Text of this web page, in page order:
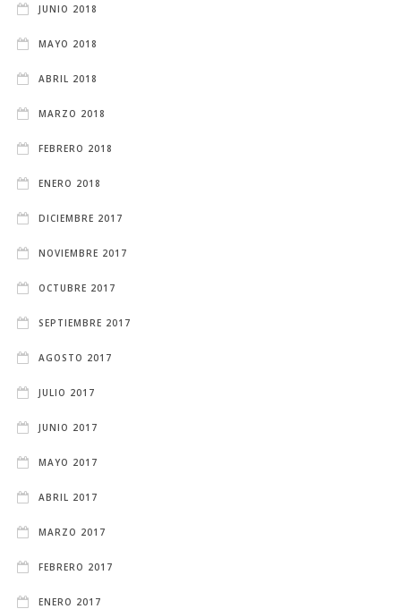
JUNIO 2018
MAYO 2018
ABRIL 2018
MARZO 2018
FEBRERO 2018
ENERO 2018
DICIEMBRE 2017
NOVIEMBRE 2017
OCTUBRE 2017
SEPTIEMBRE 2017
AGOSTO 2017
JULIO 2017
JUNIO 2017
MAYO 2017
ABRIL 2017
MARZO 2017
FEBRERO 2017
ENERO 2017